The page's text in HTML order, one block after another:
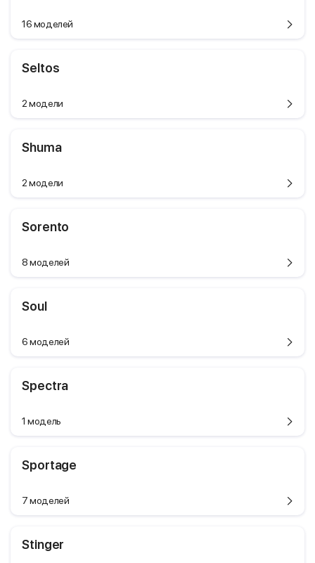
16 моделей
Seltos
2 модели
Shuma
2 модели
Sorento
8 моделей
Soul
6 моделей
Spectra
1 модель
Sportage
7 моделей
Stinger